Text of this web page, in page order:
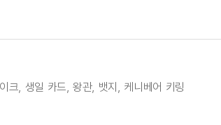
크, 생일 카드, 왕관, 뱃지, 케니베어 키링